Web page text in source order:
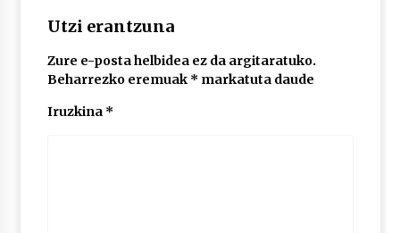
Utzi erantzuna
Zure e-posta helbidea ez da argitaratuko.
Beharrezko eremuak * markatuta daude
Iruzkina *